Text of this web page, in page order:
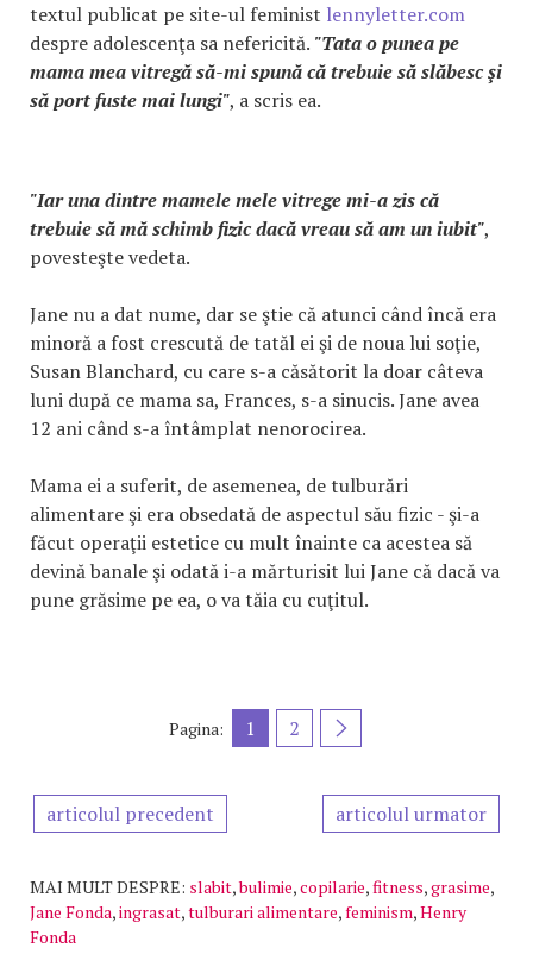
textul publicat pe site-ul feminist lennyletter.com
despre adolescenţa sa nefericită. "Tata o punea pe
mama mea vitregă să-mi spună că trebuie să slăbesc şi
să port fuste mai lungi", a scris ea.
"Iar una dintre mamele mele vitrege mi-a zis că
trebuie să mă schimb fizic dacă vreau să am un iubit",
povesteşte vedeta.
Jane nu a dat nume, dar se ştie că atunci când încă era
minoră a fost crescută de tatăl ei şi de noua lui soţie,
Susan Blanchard, cu care s-a căsătorit la doar câteva
luni după ce mama sa, Frances, s-a sinucis. Jane avea
12 ani când s-a întâmplat nenorocirea.
Mama ei a suferit, de asemenea, de tulburări
alimentare şi era obsedată de aspectul său fizic - şi-a
făcut operaţii estetice cu mult înainte ca acestea să
devină banale şi odată i-a mărturisit lui Jane că dacă va
pune grăsime pe ea, o va tăia cu cuţitul.
Pagina: 1 2
articolul precedent articolul urmator
MAI MULT DESPRE: slabit,bulimie,copilarie,fitness,grasime,
Jane Fonda,ingrasat,tulburari alimentare,feminism,Henry
Fonda